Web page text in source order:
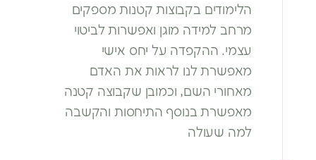
הלימודים בקבוצות קטנות מספקים
מרחב למידה מוגן ואפשרות לביטוי
עצמי. ההקפדה על יחס אישי
מאפשרת לנו לראות את האדם
מאחורי השם, וכמובן שקבוצה קטנה
מאפשרתבנוסף התיחסות והקשבה
למה שעולה